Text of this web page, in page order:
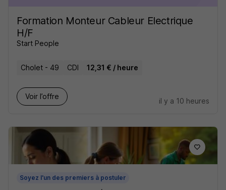
Formation Monteur Cableur Electrique
H/F
Start People
Cholet - 49 CDI 12,31 € / heure
Voir l’offre
il y a 10 heures
Soyez l'un des premiers à postuler